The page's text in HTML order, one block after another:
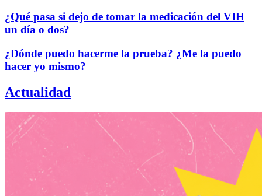
¿Qué pasa si dejo de tomar la medicación del VIH
un día o dos?
¿Dónde puedo hacerme la prueba? ¿Me la puedo
hacer yo mismo?
Actualidad